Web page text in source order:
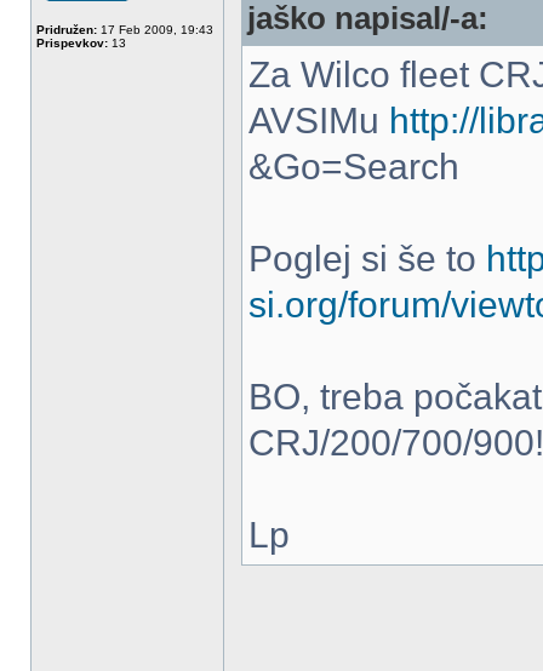
Pridružen: 17 Feb 2009, 19:43
Prispevkov: 13
jaško napisal/-a:
Za Wilco fleet
AVSIMu http://
&Go=Search
Poglej si še to
si.org/forum/
BO, treba
CRJ/200/700/
Lp